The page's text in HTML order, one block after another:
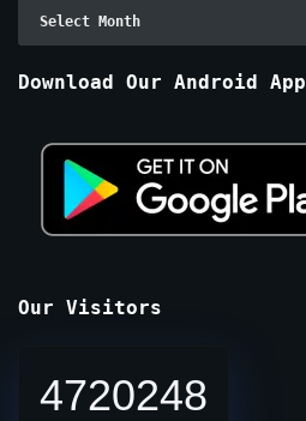
Download Our Android App
Our Visitors
4720248